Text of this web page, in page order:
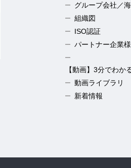
グループ会社／
組織図
ISO認証
パートナー企業
【動画】3分でわか
動画ライブラリ
新着情報